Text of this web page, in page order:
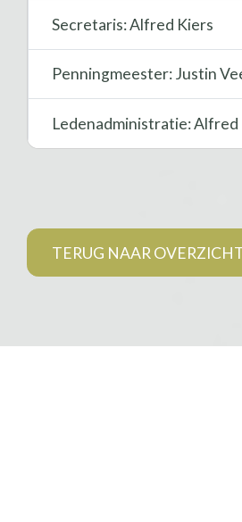
Secretaris: Alfred Kiers
Penningmeester: Justin
Ledenadministratie: Alfred
TERUG NAAR